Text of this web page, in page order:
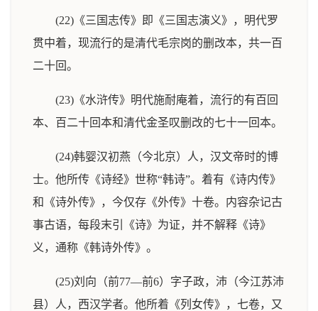
(22)《三国志传》即《三国志演义》，明代罗
贯中着，现流行的是清代毛宗岗的删改本，共一百
二十回。
(23)《水浒传》明代施耐庵着，流行的有百回
本、百二十回本和清代金圣叹删改的七十一回本。
(24)韩婴汉初燕（今北京）人，汉文帝时的博
士。他所传《诗经》世称“韩诗”。着有《诗内传》
和《诗外传》，今仅存《外传》十卷。内容杂记古
事古语，每段末引《诗》为证，并不解释《诗》
义，通称《韩诗外传》。
(25)刘向（前77—前6）字子政，沛（今江苏沛
县）人，西汉学者。他所着《列女传》，七卷，又